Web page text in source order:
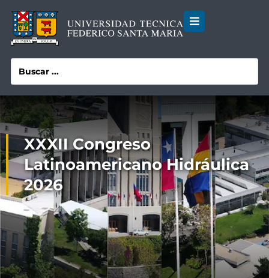
XXXII Congreso
Latinoamericano Hidráulica
2026